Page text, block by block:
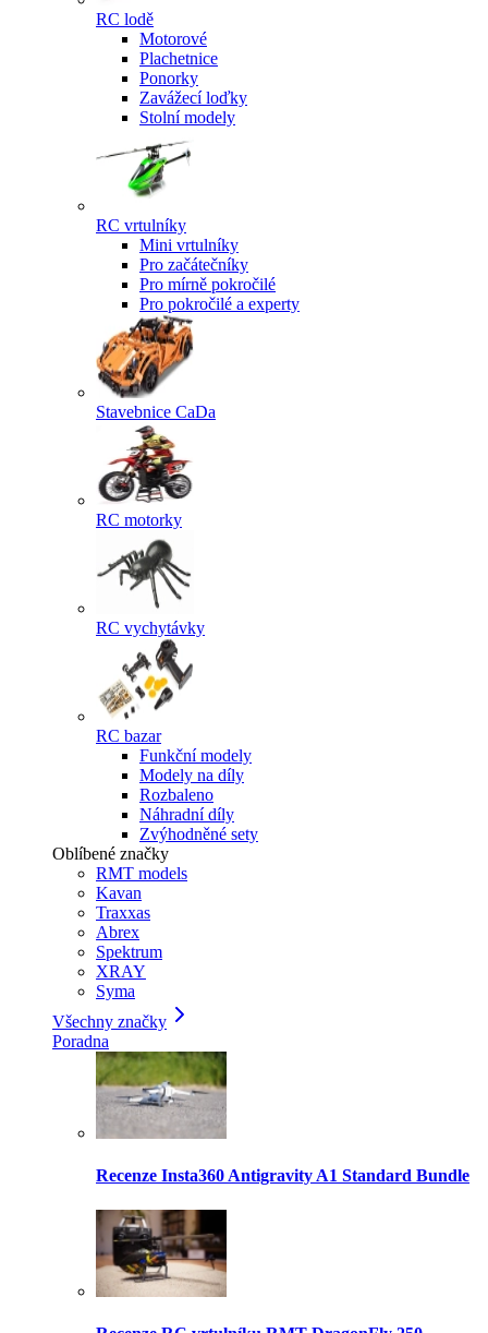
RC lodě
Motorové
Plachetnice
Ponorky
Zavážecí loďky
Stolní modely
RC vrtulníky
Mini vrtulníky
Pro začátečníky
Pro mírně pokročilé
Pro pokročilé a experty
Stavebnice CaDa
RC motorky
RC vychytávky
RC bazar
Funkční modely
Modely na díly
Rozbaleno
Náhradní díly
Zvýhodněné sety
Oblíbené značky
RMT models
Kavan
Traxxas
Abrex
Spektrum
XRAY
Syma
Všechny značky
Poradna
Recenze Insta360 Antigravity A1 Standard Bundle